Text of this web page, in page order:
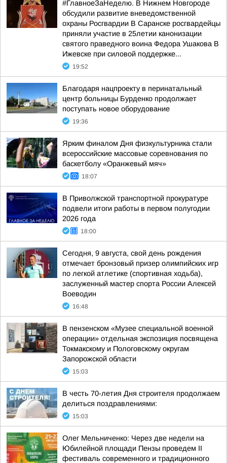
#ГлавноеЗаНеделю. В Нижнем Новгороде
обсудили развитие вневедомственной
охраны Росгвардии В Саранске росгвардейцы
приняли участие в 25летии канонизации
святого праведного воина Федора Ушакова В
Ижевске при силовой поддержке...
19:52
Благодаря нацпроекту в перинатальный
центр больницы Бурденко продолжает
поступать новое оборудование
19:36
Ярким финалом Дня физкультурника стали
всероссийские массовые соревнования по
баскетболу «Оранжевый мяч»
18:07
В Приволжской транспортной прокуратуре
подвели итоги работы в первом полугодии
2026 года
18:00
Сегодня, 9 августа, свой день рождения
отмечает бронзовый призер олимпийских игр
по легкой атлетике (спортивная ходьба),
заслуженный мастер спорта России Алексей
Воеводин
16:48
В пензенском «Музее специальной военной
операции» отдельная экспозиция посвящена
Токмакскому и Пологовскому округам
Запорожской области
15:03
В честь 70-летия Дня строителя продолжаем
делиться поздравлениями:
15:03
Олег Мельниченко: Через две недели на
Юбилейной площади Пензы проведем II
фестиваль современного и традиционного